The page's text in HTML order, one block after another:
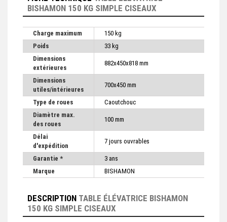
BISHAMON 150 KG SIMPLE CISEAUX
Charge maximum
150 kg
Poids
33 kg
Dimensions
extérieures
882x450x818 mm
Dimensions
utiles/intérieures
700x450 mm
Type de roues
Caoutchouc
Diamètre max.
des roues
100 mm
Délai
d'expédition
7 jours ouvrables
Garantie *
3 ans
Marque
BISHAMON
DESCRIPTION TABLE ÉLÉVATRICE BISHAMON
150 KG SIMPLE CISEAUX